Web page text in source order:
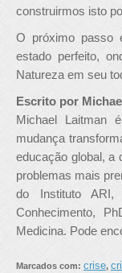
construirmos isto
O próximo passo
estado perfeito,
Natureza em seu
Escrito por
Michael Laitman
mudança
educação global, a
problemas mais
do Instituto
Conhecimento,
Medicina. Pode
Marcados com: crise,